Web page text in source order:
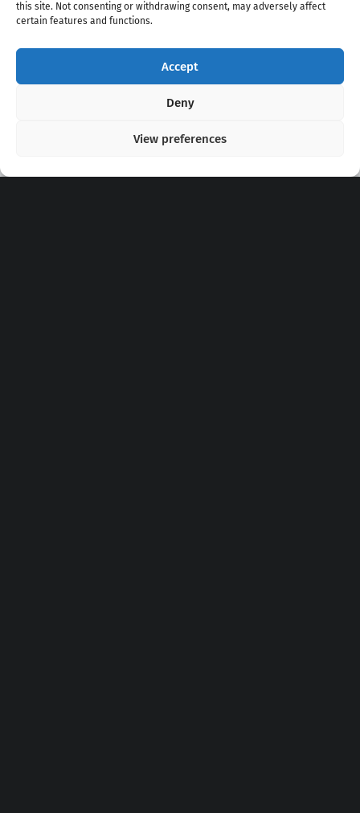
this site. Not consenting or withdrawing consent, may adversely affect
certain features and functions.
Accept
Deny
View preferences